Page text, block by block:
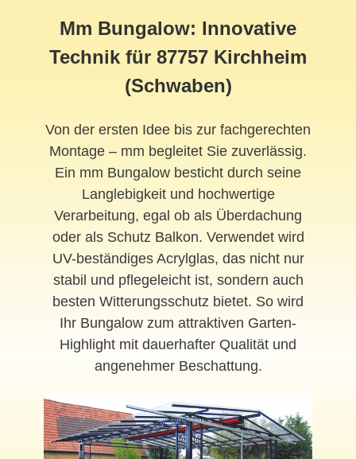
Mm Bungalow: Innovative
Technik für 87757 Kirchheim
(Schwaben)
Von der ersten Idee bis zur fachgerechten
Montage – mm begleitet Sie zuverlässig.
Ein mm Bungalow besticht durch seine
Langlebigkeit und hochwertige
Verarbeitung, egal ob als Überdachung
oder als Schutz Balkon. Verwendet wird
UV-beständiges Acrylglas, das nicht nur
stabil und pflegeleicht ist, sondern auch
besten Witterungsschutz bietet. So wird
Ihr Bungalow zum attraktiven Garten-
Highlight mit dauerhafter Qualität und
angenehmer Beschattung.